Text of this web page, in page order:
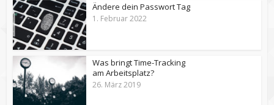
Ändere dein Passwort Tag
1. Februar 2022
Was bringt Time-Tracking
am Arbeitsplatz?
26. März 2019